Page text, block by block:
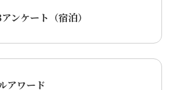
ンケート（宿泊）
アワード